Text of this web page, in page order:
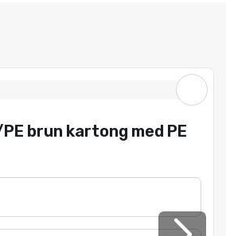
brun kartong med PE